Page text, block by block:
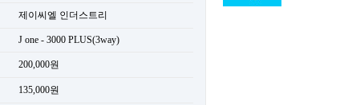
제이씨엘 인더스트리
J one - 3000 PLUS(3way)
200,000원
135,000원